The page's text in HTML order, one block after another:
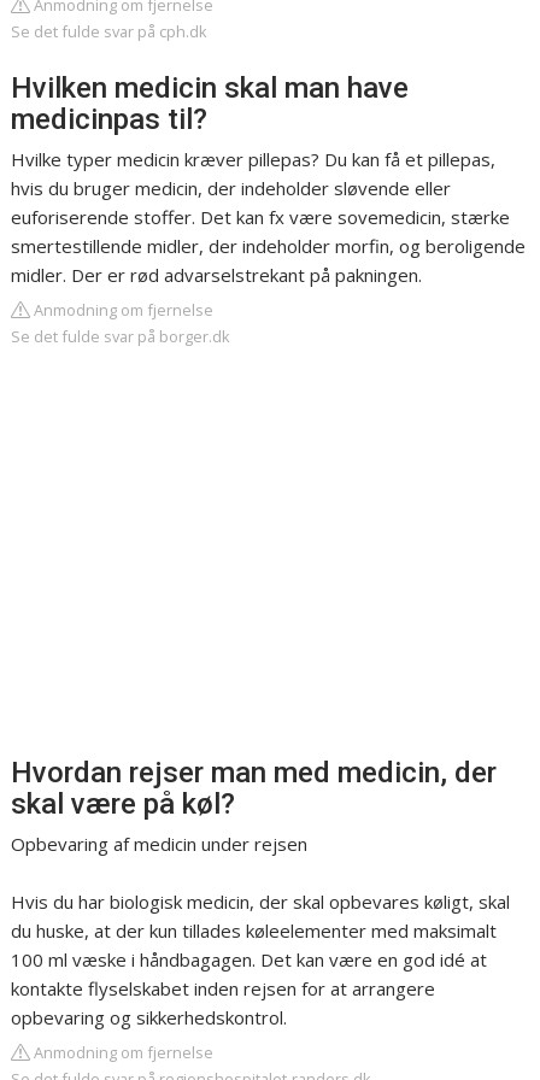
Anmodning om fjernelse
Se det fulde svar på cph.dk
Hvilken medicin skal man have
medicinpas til?
Hvilke typer medicin kræver pillepas? Du kan få et pillepas,
hvis du bruger medicin, der indeholder sløvende eller
euforiserende stoffer. Det kan fx være sovemedicin, stærke
smertestillende midler, der indeholder morfin, og beroligende
midler. Der er rød advarselstrekant på pakningen.
Anmodning om fjernelse
Se det fulde svar på borger.dk
Hvordan rejser man med medicin, der
skal være på køl?
Opbevaring af medicin under rejsen
Hvis du har biologisk medicin, der skal opbevares køligt, skal
du huske, at der kun tillades køleelementer med maksimalt
100 ml væske i håndbagagen. Det kan være en god idé at
kontakte flyselskabet inden rejsen for at arrangere
opbevaring og sikkerhedskontrol.
Anmodning om fjernelse